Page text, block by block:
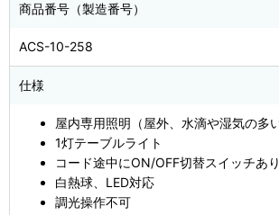
商品番号（製造番号）
ACS-10-258
仕様
屋内専用照明（屋外、水滴や湿気の多
1灯テーブルライト
コード途中にON/OFF切替スイッチあり
白熱球、LED対応
調光操作不可